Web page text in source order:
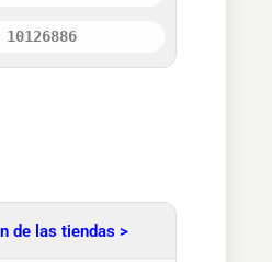
10126886
de las tiendas >